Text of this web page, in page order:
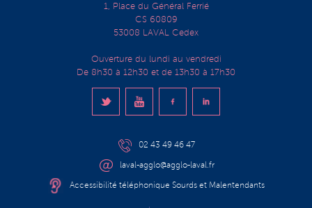
1, Place du Général Ferrié
CS 60809
53008 LAVAL Cedex
Ouverture du lundi au vendredi
De 8h30 à 12h30 et de 13h30 à 17h30
02 43 49 46 47
laval-agglo@agglo-laval.fr
Accessibilité téléphonique Sourds et Malentendants